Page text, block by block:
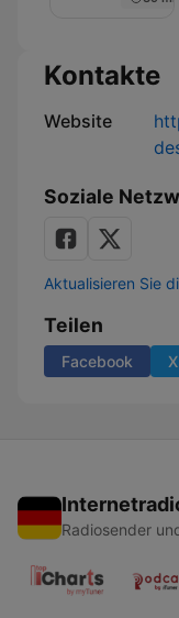
sur
NRJ
Kontakte
Website
Soziale
Aktualisieren Sie
Teilen
Facebook X
Radiosender